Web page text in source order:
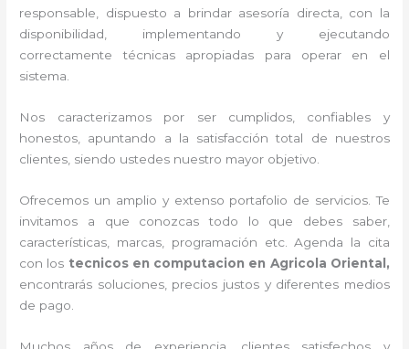
responsable, dispuesto a brindar asesoría directa, con la
disponibilidad, implementando y ejecutando
correctamente técnicas apropiadas para operar en el
sistema.
Nos caracterizamos por ser cumplidos, confiables y
honestos, apuntando a la satisfacción total de nuestros
clientes, siendo ustedes nuestro mayor objetivo.
Ofrecemos un amplio y extenso portafolio de servicios. Te
invitamos a que conozcas todo lo que debes saber,
características, marcas, programación etc. Agenda la cita
con los tecnicos en computacion en Agricola Oriental,
encontrarás soluciones, precios justos y diferentes medios
de pago.
Muchos años de experiencia, clientes satisfechos y